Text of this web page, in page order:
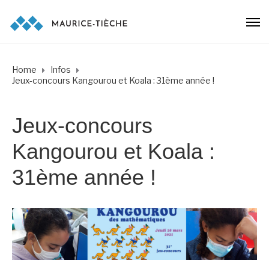
Home
Infos
Jeux-concours Kangourou et Koala : 31ème année !
Jeux-concours
Kangourou et Koala :
31ème année !